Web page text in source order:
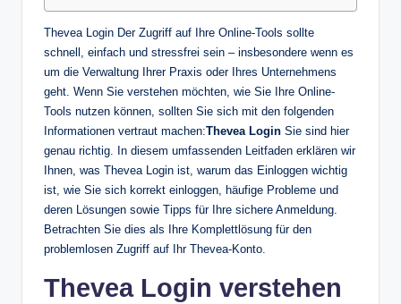
Thevea Login Der Zugriff auf Ihre Online-Tools sollte
schnell, einfach und stressfrei sein – insbesondere wenn es
um die Verwaltung Ihrer Praxis oder Ihres Unternehmens
geht. Wenn Sie verstehen möchten, wie Sie Ihre Online-
Tools nutzen können, sollten Sie sich mit den folgenden
Informationen vertraut machen:Thevea Login Sie sind hier
genau richtig. In diesem umfassenden Leitfaden erklären wir
Ihnen, was Thevea Login ist, warum das Einloggen wichtig
ist, wie Sie sich korrekt einloggen, häufige Probleme und
deren Lösungen sowie Tipps für Ihre sichere Anmeldung.
Betrachten Sie dies als Ihre Komplettlösung für den
problemlosen Zugriff auf Ihr Thevea-Konto.
Thevea Login verstehen